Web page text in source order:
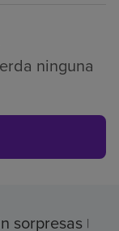
ninguna
sorpresas